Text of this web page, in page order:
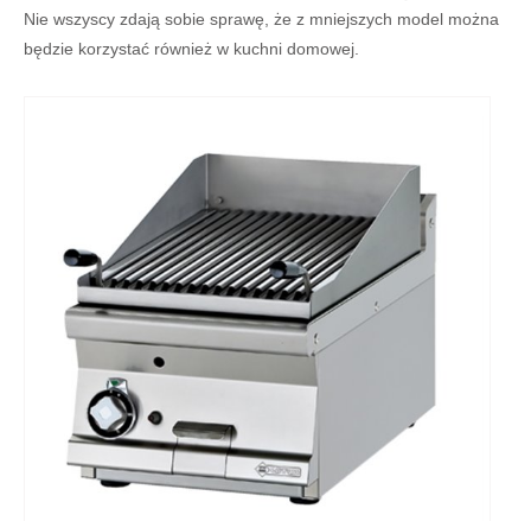
Nie wszyscy zdają sobie sprawę, że z mniejszych model można
będzie korzystać również w kuchni domowej.